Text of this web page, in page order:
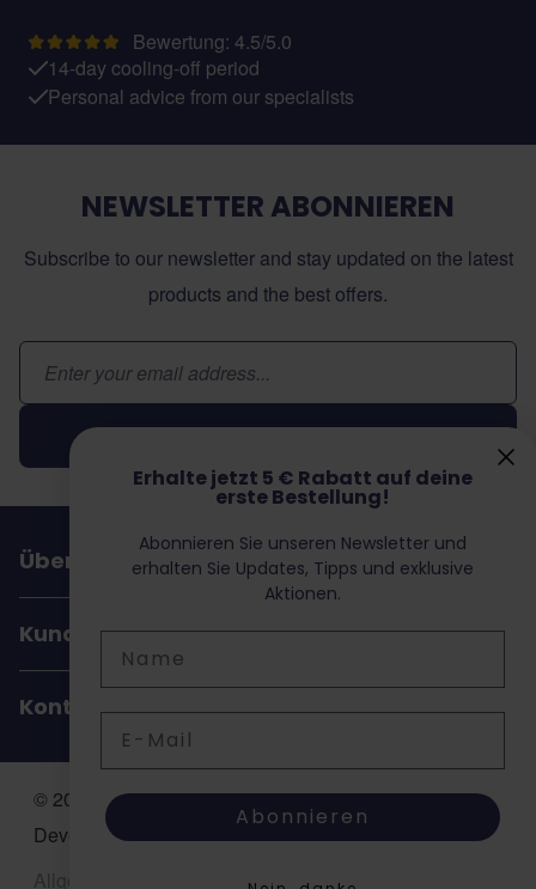
Bewertung: 4.5/5.0
14-day cooling-off period
Personal advice from our specialists
NEWSLETTER ABONNIEREN
Subscribe to our newsletter and stay updated on the latest
products and the best offers.
E-Mail-Adresse
Abonnieren
Über Dochorse
Kundenservice
Kontakt
© 2026 Dochorse. All Rights Reserved. Design &
Development by -Accent Interactive
Allgemeine Geschäftsbedingungen (AGB)
Erhalte jetzt 5 € Rabatt auf deine
erste Bestellung!
Abonnieren Sie unseren Newsletter und
erhalten Sie Updates, Tipps und exklusive
Aktionen.
Abonnieren